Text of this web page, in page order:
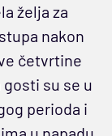
želja za
nakon
četvrtine
su se u
perioda i